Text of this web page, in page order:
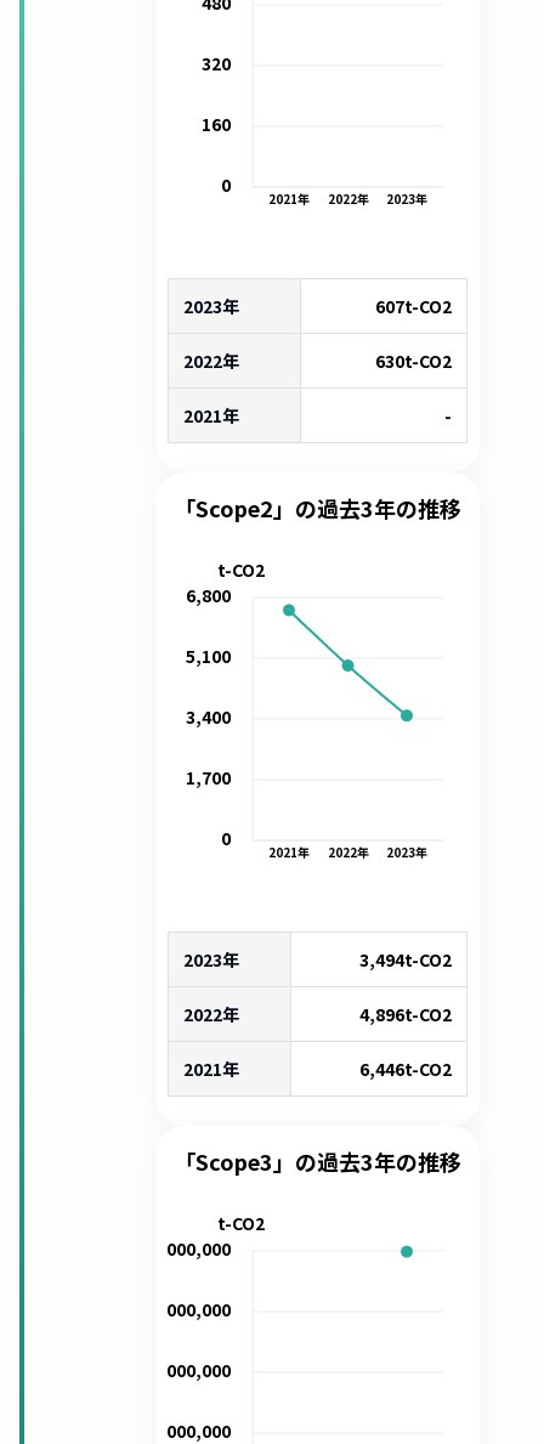
2021年 2022年 2023年
0
160
320
2023年 607t-CO2
2022年 630t-CO2
2021年 -
「Scope2」の過去3年の推移
2021年 2022年 2023年
0
1,700
3,400
5,100
6,800
t-CO2
2023年 3,494t-CO2
2022年 4,896t-CO2
2021年 6,446t-CO2
「Scope3」の過去3年の推移
2,000,000
4,000,000
6,000,000
8,000,000
t-CO2